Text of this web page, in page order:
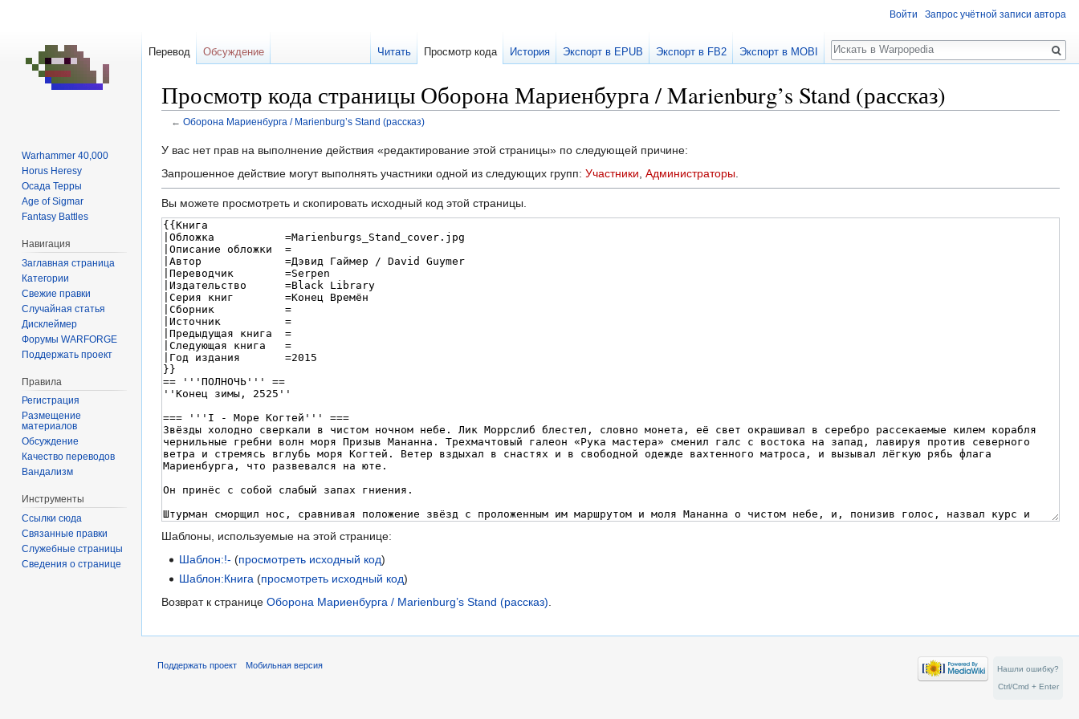
Просмотр кода страницы Оборона Мариенбурга / Marienburg’s Stand (рассказ)
← Оборона Мариенбурга / Marienburg’s Stand (рассказ)
Перейти
к
Перейти
к
У вас нет прав на выполнение действия «редактирование этой страницы» по следующей причине:
Запрошенное действие могут выполнять участники одной из следующих групп: Участники Администраторы
Вы можете просмотреть и скопировать исходный код этой страницы.
Шаблоны, используемые на этой странице:
Шаблон:!- (просмотреть исходный код)
Шаблон:Книга (просмотреть исходный код)
Возврат к странице Оборона Мариенбурга / Marienburg’s Stand (рассказ)
Войти Запрос учётной записи автора
Перевод Обсуждение Читать Просмотр кода История Экспорт в EPUB Экспорт в FB2 Экспорт в MOBI
Поиск
Warhammer 40,000
Horus Heresy
Осада Терры
Age of Sigmar
Fantasy Battles
Навигация
Заглавная страница
Категории
Свежие правки
Случайная статья
Дисклеймер
Форумы WARFORGE
Поддержать проект
Правила
Регистрация
Размещение
материалов
Обсуждение
Качество переводов
Вандализм
Инструменты
Ссылки сюда
Связанные правки
Служебные страницы
Сведения о странице
Поддержать проект Мобильная версия
Нашли ошибку?
Ctrl/Cmd + Enter